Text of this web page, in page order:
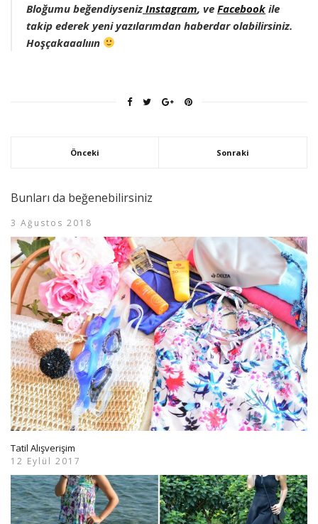
Bloğumu beğendiyseniz Instagram, ve Facebook ile
takip ederek yeni yazılarımdan haberdar olabilirsiniz.
Hoşçakaaalııın
Önceki Sonraki
Bunları da beğenebilirsiniz
3 Ağustos 2018
Tatil Alışverişim
12 Eylül 2017